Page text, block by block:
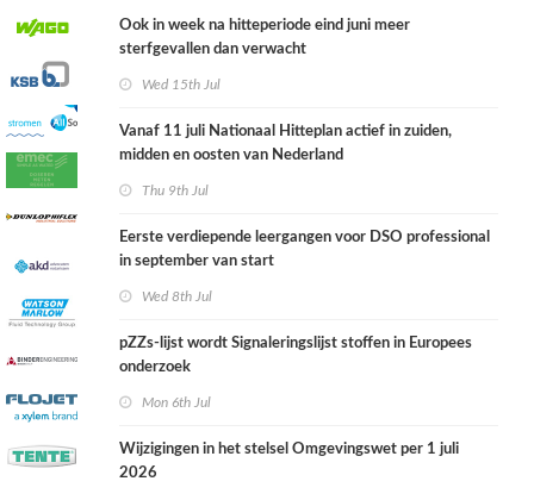
Ook in week na hitteperiode eind juni meer
sterfgevallen dan verwacht
Wed 15th Jul
Vanaf 11 juli Nationaal Hitteplan actief in zuiden,
midden en oosten van Nederland
Thu 9th Jul
Eerste verdiepende leergangen voor DSO professional
in september van start
Wed 8th Jul
pZZs-lijst wordt Signaleringslijst stoffen in Europees
onderzoek
Mon 6th Jul
Wijzigingen in het stelsel Omgevingswet per 1 juli
2026